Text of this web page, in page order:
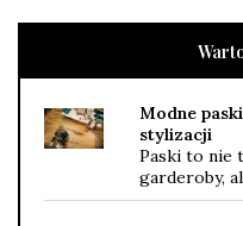
Modne
stylizacji
Paski to nie
garderoby,